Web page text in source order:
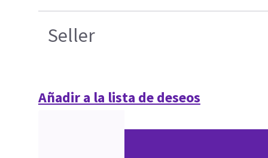
Seller
Añadir a la lista de deseos